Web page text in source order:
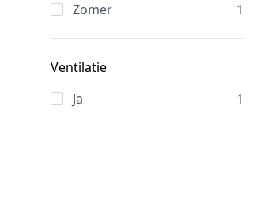
Zomer
1
Ventilatie
Ja
1